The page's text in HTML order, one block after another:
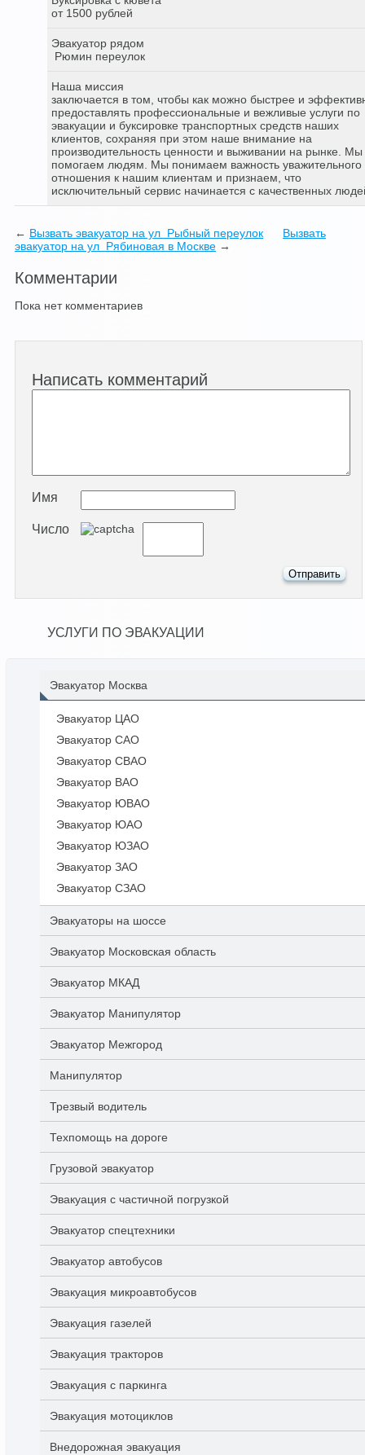
от 1500 рублей
Эвакуатор рядом
Рюмин переулок
Наша миссия
заключается в том, чтобы как можно быстрее и
предоставлять профессиональные и вежливые услуги по
эвакуации и буксировке транспортных средств наших
клиентов, сохраняя при этом наше внимание на
производительность ценности и выживании на рынке. Мы
помогаем людям. Мы понимаем важность уважительного
отношения к нашим клиентам и признаем, что
исключительный сервис начинается с качественных
← Вызвать эвакуатор на ул Рыбный переулок
Вызвать
эвакуатор на ул Рябиновая в Москве →
Комментарии
Пока нет комментариев
Написать комментарий
Имя
Число
УСЛУГИ ПО ЭВАКУАЦИИ
Эвакуатор Москва
Эвакуатор ЦАО
Эвакуатор САО
Эвакуатор СВАО
Эвакуатор ВАО
Эвакуатор ЮВАО
Эвакуатор ЮАО
Эвакуатор ЮЗАО
Эвакуатор ЗАО
Эвакуатор СЗАО
Эвакуаторы на шоссе
Эвакуатор Московская область
Эвакуатор МКАД
Эвакуатор Манипулятор
Эвакуатор Межгород
Манипулятор
Трезвый водитель
Техпомощь на дороге
Грузовой эвакуатор
Эвакуация с частичной погрузкой
Эвакуатор спецтехники
Эвакуатор автобусов
Эвакуация микроавтобусов
Эвакуация газелей
Эвакуация тракторов
Эвакуация с паркинга
Эвакуация мотоциклов
Внедорожная эвакуация